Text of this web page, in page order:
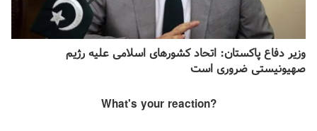
وزیر دفاع پاکستان: اتحاد کشور‌های اسلامی علیه رژیم
صهیونیستی ضروری است